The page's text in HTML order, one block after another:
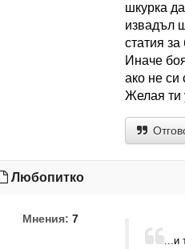
шкурка
извадъл
статия
Иначе
ако не си
Желая ти
Любопитко
Мнения: 7
...и